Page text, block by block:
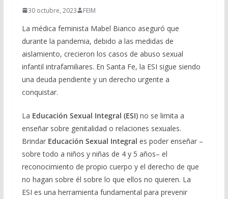
30 octubre, 2023 FEIM
La médica feminista Mabel Bianco aseguró que
durante la pandemia, debido a las medidas de
aislamiento, crecieron los casos de abuso sexual
infantil intrafamiliares. En Santa Fe, la ESI sigue siendo
una deuda pendiente y un derecho urgente a
conquistar.
La Educación Sexual Integral (ESI)no se limita a
enseñar sobre genitalidad o relaciones sexuales.
Brindar Educación Sexual Integral es poder enseñar –
sobre todo a niños y niñas de 4 y 5 años– el
reconocimiento de propio cuerpo y el derecho de que
no hagan sobre él sobre lo que ellos no quieren. La
ESI es una herramienta fundamental para prevenir